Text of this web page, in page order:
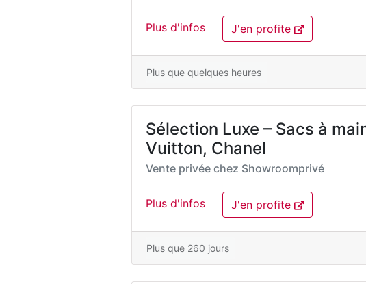
Plus d'infos J'en profite
Plus que quelques heures
Sélection Luxe – Sacs à
Vuitton, Chanel
Vente privée chez Showroomprivé
Plus d'infos J'en profite
Plus que 260 jours